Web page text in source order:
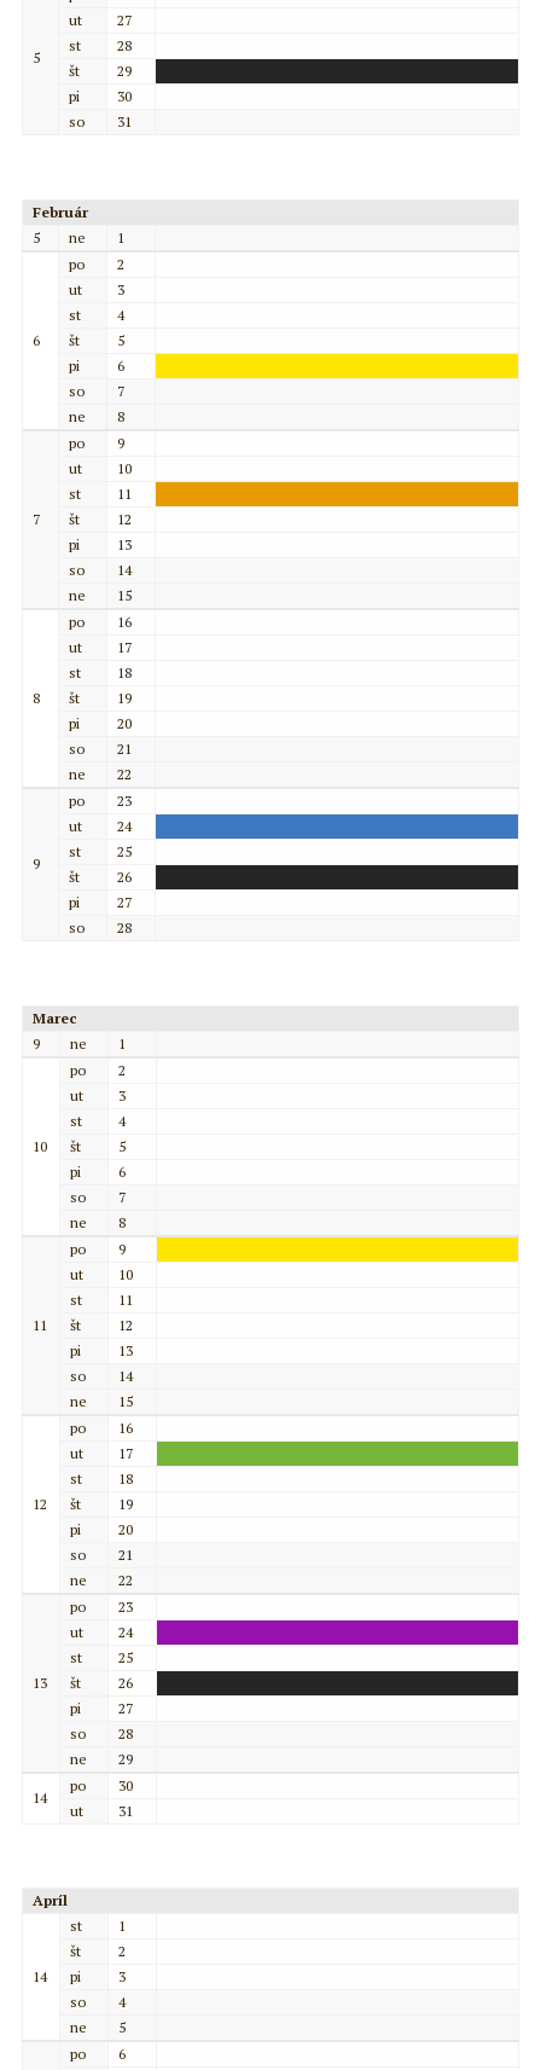
5
ut
27
st
28
št
29
pi
30
so
31
Február
5
ne 1
6
po
2
ut
3
st
4
št
5
pi
6
so
7
ne
8
7
po
9
ut
10
st
11
št
12
pi
13
so
14
ne
15
8
po
16
ut
17
st
18
št
19
pi
20
so
21
ne
22
9
po
23
ut
24
st
25
št
26
pi
27
so
28
Marec
9
ne 1
10
po
2
ut
3
st
4
št
5
pi
6
so
7
ne
8
11
po
9
ut
10
st
11
št
12
pi
13
so
14
ne
15
12
po
16
ut
17
st
18
št
19
pi
20
so
21
ne
22
13
po
23
ut
24
st
25
št
26
pi
27
so
28
ne
29
14
po
30
ut
31
Apríl
14
st
1
št
2
pi
3
so
4
ne
5
po
6